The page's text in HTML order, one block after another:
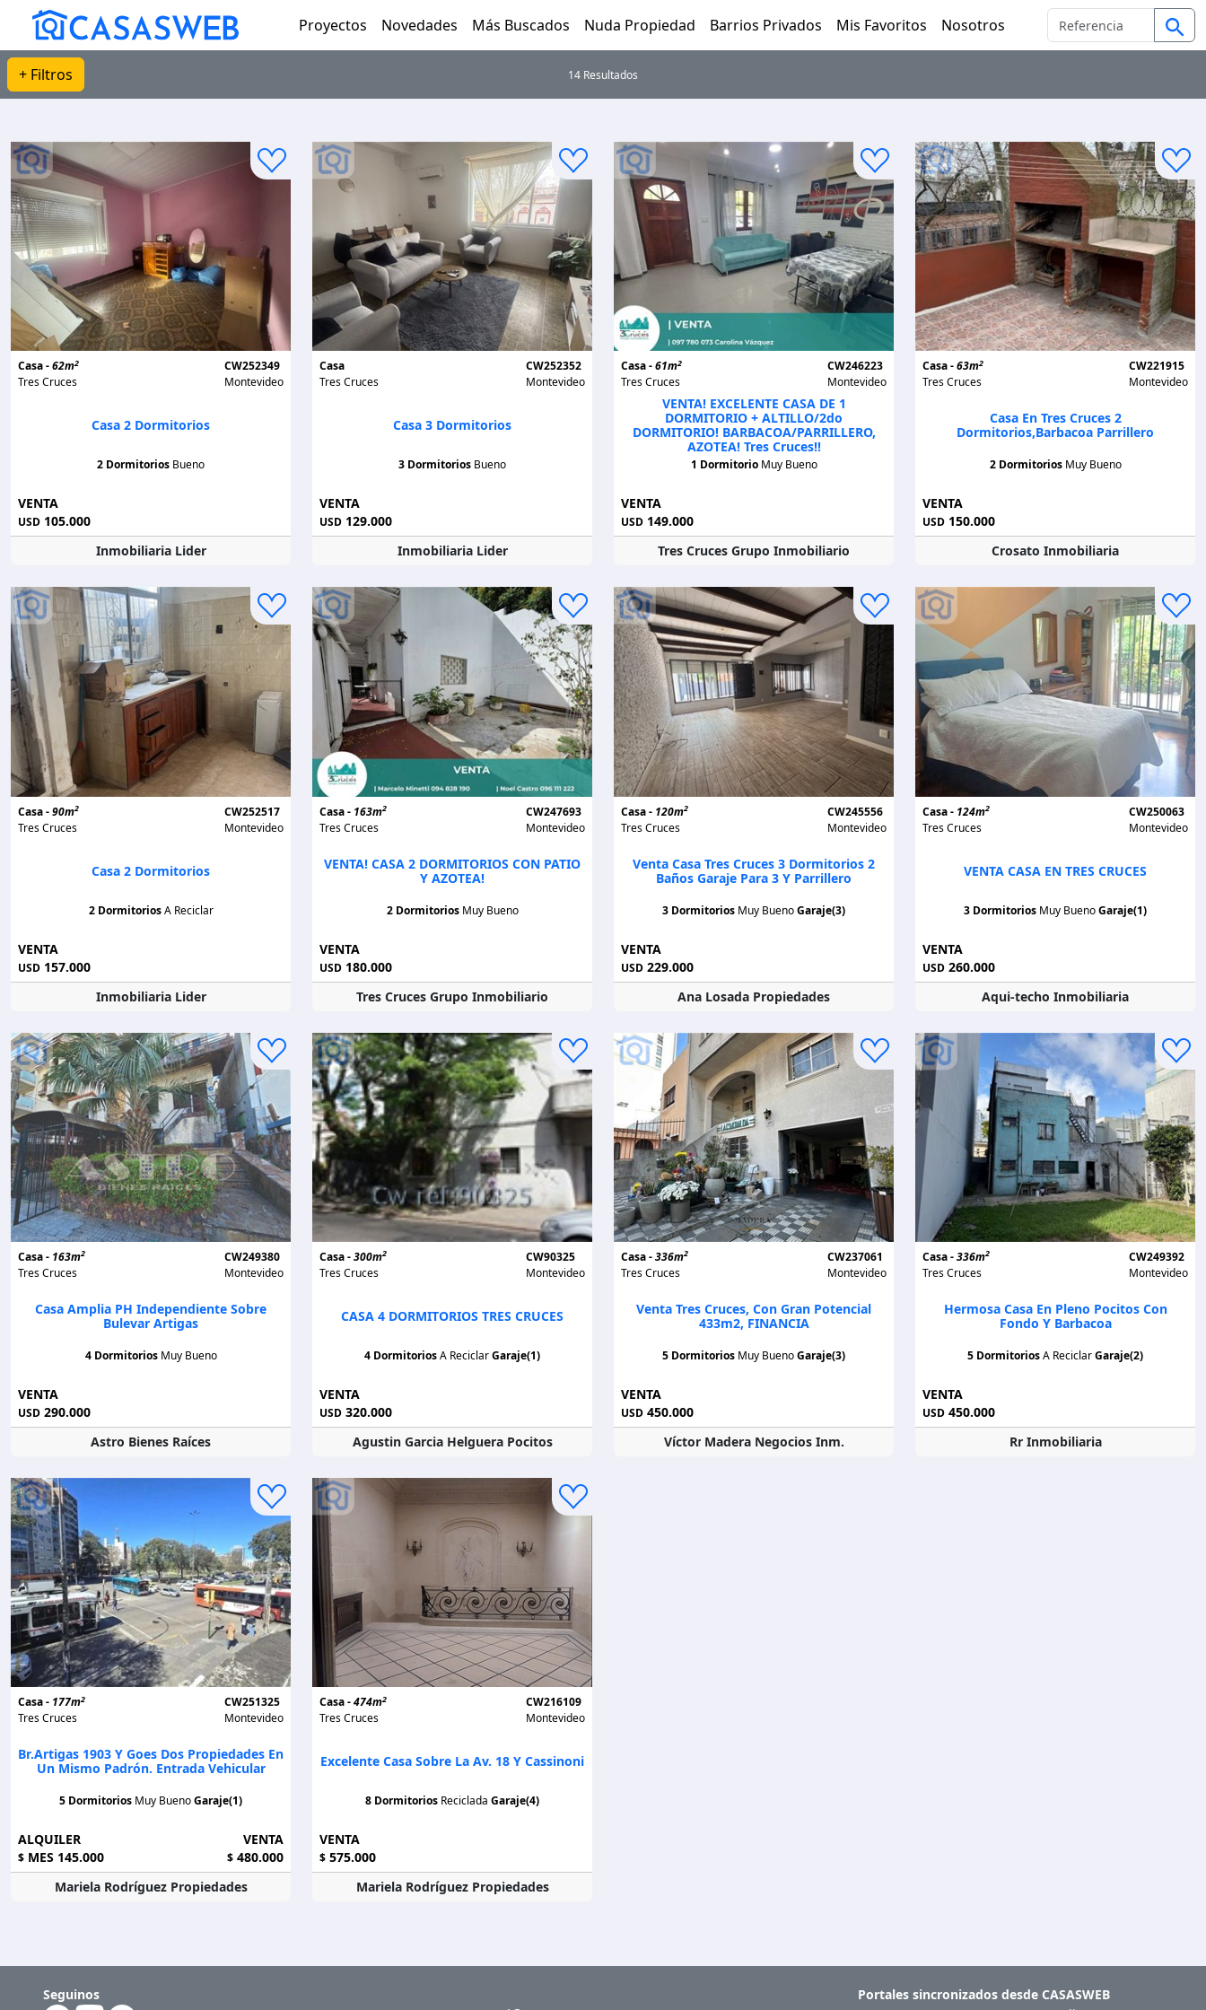
Proyectos Novedades Más Buscados Nuda Propiedad Barrios Privados Mis Favoritos Nosotros
+ Filtros 14 Resultados
Casa -62m2
Tres Cruces
CW252349
Montevideo
Casa 2 Dormitorios
2 Dormitorios Bueno
VENTA
USD 105.000
Inmobiliaria Lider
Casa
Tres Cruces
CW252352
Montevideo
Casa 3 Dormitorios
3 Dormitorios Bueno
VENTA
USD 129.000
Inmobiliaria Lider
Casa -61m2
Tres Cruces
CW246223
Montevideo
VENTA! EXCELENTE CASA DE 1
DORMITORIO + ALTILLO/2do
DORMITORIO! BARBACOA/PARRILLERO,
AZOTEA! Tres Cruces!!
1 Dormitorio Muy Bueno
VENTA
USD 149.000
Tres Cruces Grupo Inmobiliario
Casa -63m2
Tres Cruces
CW221915
Montevideo
Casa En Tres Cruces 2
Dormitorios,barbacoa Parrillero
2 Dormitorios Muy Bueno
VENTA
USD 150.000
Crosato Inmobiliaria
Casa -90m2
Tres Cruces
CW252517
Montevideo
Casa 2 Dormitorios
2 DormitoriosA Reciclar
VENTA
USD 157.000
Inmobiliaria Lider
Casa - 163m2
Tres Cruces
CW247693
Montevideo
VENTA! CASA 2 DORMITORIOS CON PATIO
Y AZOTEA!
2 Dormitorios Muy Bueno
VENTA
USD 180.000
Tres Cruces Grupo Inmobiliario
Casa - 120m2
Tres Cruces
CW245556
Montevideo
Venta Casa Tres Cruces 3 Dormitorios 2
Baños Garaje Para 3 Y Parrillero
3 Dormitorios Muy BuenoGaraje(3)
VENTA
USD 229.000
Ana Losada Propiedades
Casa - 124m2
Tres Cruces
CW250063
Montevideo
VENTA CASA EN TRES CRUCES
3 Dormitorios Muy BuenoGaraje(1)
VENTA
USD 260.000
Aqui-techo Inmobiliaria
Casa - 163m2
Tres Cruces
CW249380
Montevideo
Casa Amplia PH Independiente Sobre
Bulevar Artigas
4 Dormitorios Muy Bueno
VENTA
USD 290.000
Astro Bienes Raíces
Casa -300m2
Tres Cruces
CW90325
Montevideo
CASA 4 DORMITORIOS TRES CRUCES
4 DormitoriosA ReciclarGaraje(1)
VENTA
USD 320.000
Agustin Garcia Helguera Pocitos
Casa -336m2
Tres Cruces
CW237061
Montevideo
Venta Tres Cruces, Con Gran Potencial
433m2, FINANCIA
5 Dormitorios Muy BuenoGaraje(3)
VENTA
USD 450.000
Víctor Madera Negocios Inm.
Casa -336m2
Tres Cruces
CW249392
Montevideo
Hermosa Casa En Pleno Pocitos Con
Fondo Y Barbacoa
5 DormitoriosA ReciclarGaraje(2)
VENTA
USD 450.000
Rr Inmobiliaria
Casa - 177m2
Tres Cruces
CW251325
Montevideo
Br.Artigas 1903 Y Goes Dos Propiedades En
Un Mismo Padrón. Entrada Vehicular
5 Dormitorios Muy BuenoGaraje(1)
ALQUILER
$ MES 145.000
VENTA
$ 480.000
Mariela Rodríguez Propiedades
Casa -474m2
Tres Cruces
CW216109
Montevideo
Excelente Casa Sobre La Av. 18 Y Cassinoni
8 Dormitorios Reciclada Garaje(4)
VENTA
$ 575.000
Mariela Rodríguez Propiedades
Seguinos Portales sincronizados desde CASASWEB